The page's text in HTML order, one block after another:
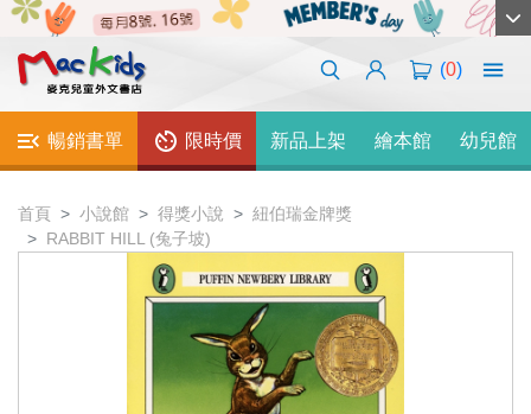
(0)
暢銷書單 限時價 新品上架 繪本館 幼兒館
首頁 小說館 得獎小說
紐伯瑞金牌獎
RABBIT HILL (兔子坡)